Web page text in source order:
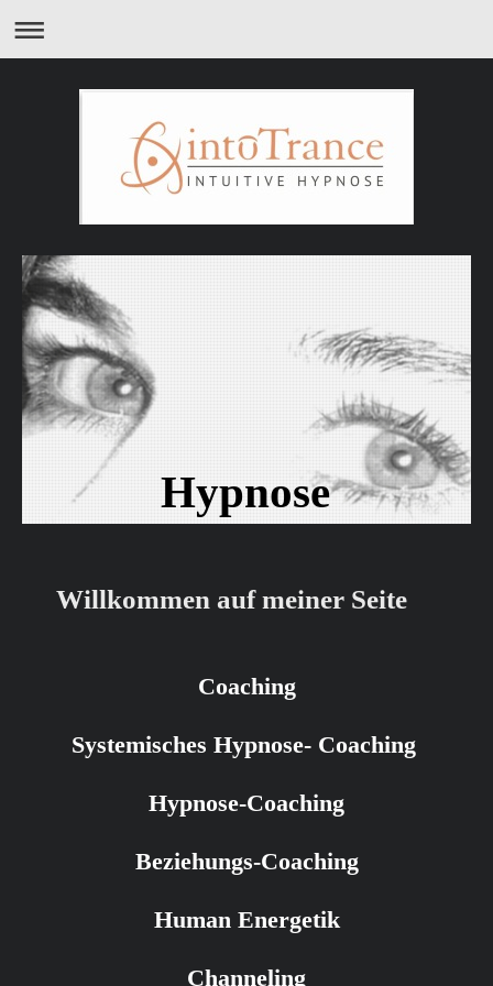
Hypnose
Willkommen auf meiner Seite
Coaching
Systemisches Hypnose- Coaching
Hypnose-Coaching
Beziehungs-Coaching
Human Energetik
Channeling